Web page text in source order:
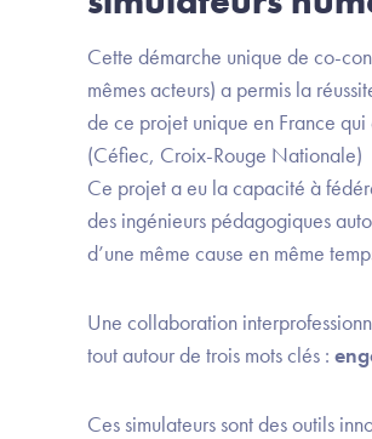
Cette démarche unique de co-
mêmes acteurs) a permis la
de ce projet unique en France qui
(Céfiec, Croix-Rouge Nationale)
Ce projet a eu la capacité à
des ingénieurs pédagogiques
d’une même cause en même
Une collaboration
tout autour de trois mots clés :
Ces simulateurs sont des outils